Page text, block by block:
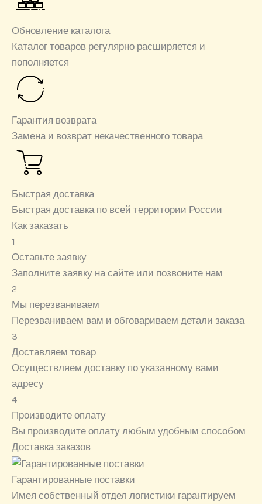
Обновление каталога
Каталог товаров регулярно расширяется и
пополняется
Гарантия возврата
Замена и возврат некачественного товара
Быстрая доставка
Быстрая доставка по всей территории России
Как заказать
1
Оставьте заявку
Заполните заявку на сайте или позвоните нам
2
Мы перезваниваем
Перезваниваем вам и обговариваем детали заказа
3
Доставляем товар
Осуществляем доставку по указанному вами
адресу
4
Производите оплату
Вы производите оплату любым удобным способом
Доставка заказов
Гарантированные поставки
Имея собственный отдел логистики гарантируем